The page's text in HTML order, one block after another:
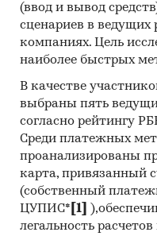
11. Материалы
Фонда (International
12. Материалы
13. Материалы ВТО
14. Материалы
сотрудничества и
Economic
15. Материалы
16. Материалы Index
(ввод и вывод
сценариев в ведущих
компаниях. Цель
наиболее быстрых
В качестве
выбраны пять
согласно рейтингу
Среди платежных
проанализированы
карта, привязанный
(собственный
ЦУПИС* [1]
легальность